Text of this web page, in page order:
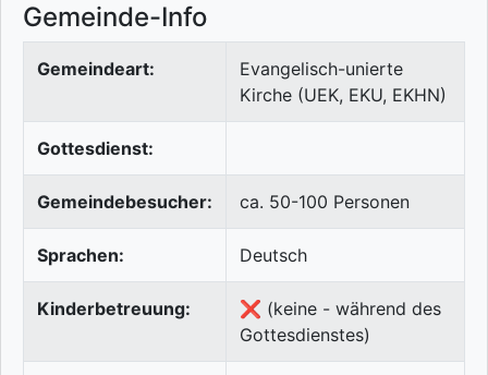
Gemeinde-Info
Gemeindeart:
Evangelisch-unierte
Kirche (UEK, EKU, EKHN)
Gottesdienst:
Gemeindebesucher: ca. 50-100 Personen
Sprachen: Deutsch
Kinderbetreuung:
❌ (keine - während des
Gottesdienstes)